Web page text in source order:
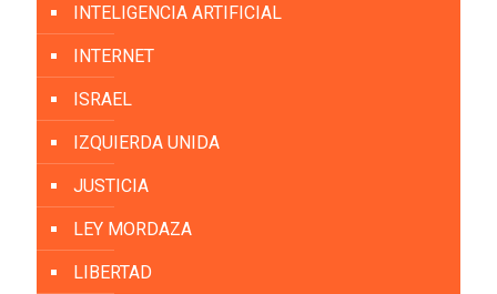
INTELIGENCIA ARTIFICIAL
INTERNET
ISRAEL
IZQUIERDA UNIDA
JUSTICIA
LEY MORDAZA
LIBERTAD